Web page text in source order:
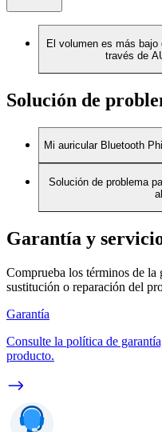
El volumen es más bajo
través de
Solución de
Mi auricular Bluetooth
Solución de problema
Garantía y
Comprueba los términos de
sustitución o reparación del
Garantía
Consulte la política de
producto.